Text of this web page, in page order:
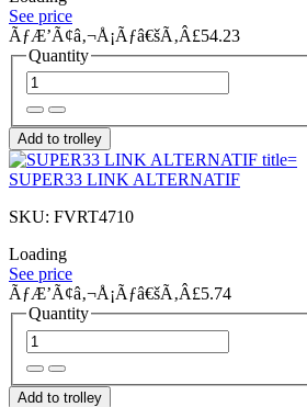
See price
ÃƒÆ’Ã¢â‚¬Å¡Ãƒâ€šÃ‚Â£54.23
Quantity
Add to trolley
SUPER33 LINK ALTERNATIF
SKU: FVRT4710
Loading
See price
ÃƒÆ’Ã¢â‚¬Å¡Ãƒâ€šÃ‚Â£5.74
Quantity
Add to trolley